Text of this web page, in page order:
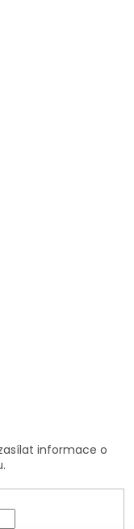
informace o